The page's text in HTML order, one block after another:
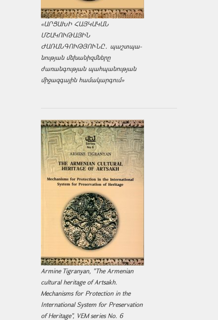
«ԱՐՑԱԽԻ ՀԱՅԿԱԿԱՆ
ՄՇԱԿՈՒԹԱՅԻՆ
ԺԱՌԱՆԳՈՒԹՅՈՒՆԸ․ պաշտպա­
նության մեխանիզմները
ժառանգության պահպանության
միջազ­գային համակարգում»
Armine Tigranyan, "The Armenian
cultural heritage of Artsakh.
Mechanisms for Protection in the
International System for Preservation
of Heritage", VEM series No. 6